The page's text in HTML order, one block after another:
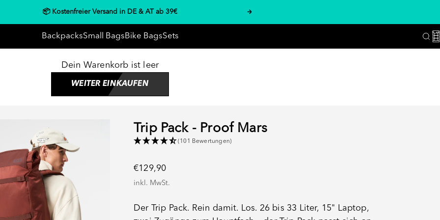
📦 Kostenfreier Versand in DE & AT ab 39€
Vor
BackpacksSmall BagsBike BagsSets
Dein Warenkorb ist leer
WEITER EINKAUFEN
Trip Pack - Proof Mars
(101 Bewertungen)
Angebot
€129,90
inkl. MwSt.
Der Trip Pack. Rein damit. Los. 26 bis 33 Liter, 15" Laptop,